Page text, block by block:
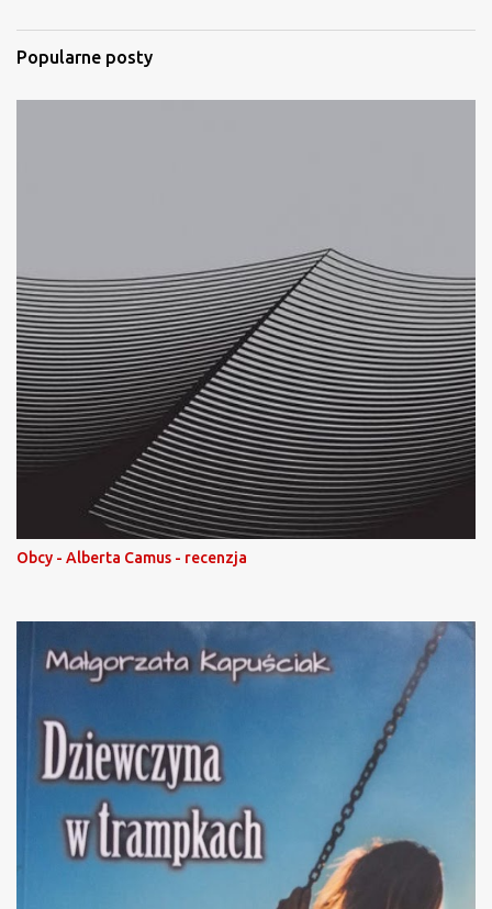
r
z
e
Popularne posty
Obcy - Alberta Camus - recenzja